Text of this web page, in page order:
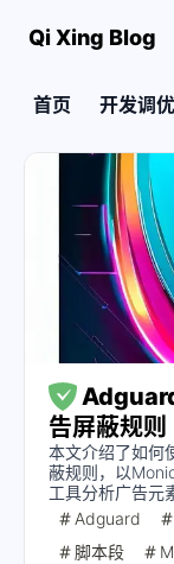
Qi Xing Blog
首页 开发调优
告屏蔽规
例）
本文介绍了如何
蔽规则，以
工具分析广告元
提出通过特征
作者提供了使
规则。
Adguard
脚本段